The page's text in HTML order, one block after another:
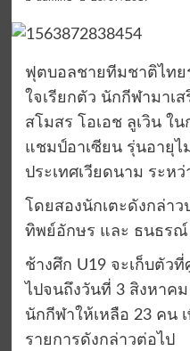
ฟุตบอลชายทีมชาติไทย
ใจเรียกตัว นักกีฬามาเ
สโมสร โอเอช ลูเวิน ใ
แชมป์อาเซียน รุ่นอายุ
ประเทศเวียดนาม ระห
โดยสองนักเตะดังกล่า
ทิพย์อักษร และ ธนธร
ช้างศึก U19 จะเก็บตั
ไปจนถึงวันที่ 3 สิงหาค
นักกีฬาให้เหลือ 23 คน
รายการดังกล่าวต่อไป